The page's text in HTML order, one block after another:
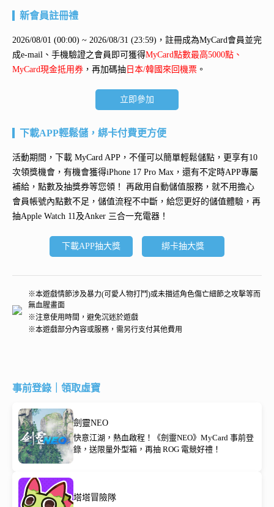
新會員註冊禮
2026/08/01 (00:00) ~ 2026/08/31 (23:59)，註冊成為MyCard會員並完
成e-mail、手機驗證之會員即可獲得MyCard點數最高5000點、
MyCard現金抵用券 ，再加碼抽 日本/韓國來回機票 。
立即參加
下載APP輕鬆儲，綁卡付費更方便
活動期間，下載 MyCard APP，不僅可以簡單輕鬆儲點，更享有10
次領獎機會，有機會獲得iPhone 17 Pro Max ，還有不定時APP專屬
補給，點數及抽獎券等您領！ 再啟用自動儲值服務 ，就不用擔心
會員帳號內點數不足，儲值流程不中斷，給您更好的儲值體驗，再
抽Apple Watch 11及Anker 三合一充電器 ！
下載APP抽大獎 綁卡抽大獎
※本遊戲情節涉及暴力(可愛人物打鬥)或未描述角色傷亡細節之攻擊等而
無血腥畫面
※注意使用時間，避免沉迷於遊戲
※本遊戲部分內容或服務，需另行支付其他費用
事前登錄｜領取虛寶
劍靈NEO
快意江湖，熱血啟程！《劍靈NEO》MyCard 事前登
錄，送限量外型箱，再抽 ROG 電競好禮！
塔塔冒險隊